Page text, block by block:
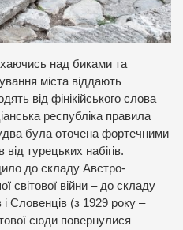
над биками та
міста віддають
від фінікійського слова
республіка правила
була оточена фортечними
турецьких набігів.
до складу Австро-
світової війни – до складу
і Словенців (з 1929 року –
сюди повернулися